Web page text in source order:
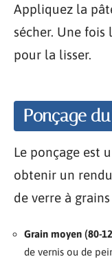
Appliquez la
sécher. Une fois
pour la lisser.
Ponçage
Le ponçage est
obtenir un
de verre à
Grain moyen (80-
de vernis ou de